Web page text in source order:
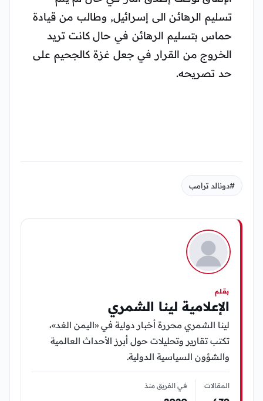
تسليم الرهائن الى إسرائيل, وطالب من قيادة
حماس بتسليم الرهائن في حال كانت تريد
الخروج من القرار في جعل غزة كالجحيم على
حد تصريحه.
#دونالد ترامب
بقلم
الإعلامية لينا الشمري
لينا الشمري محررة أخبار دولية في «اليمن الغد»،
تكتب تقارير وتحليلات حول أبرز الأحداث العالمية
والشؤون السياسية الدولية.
المقالات في الفريق منذ